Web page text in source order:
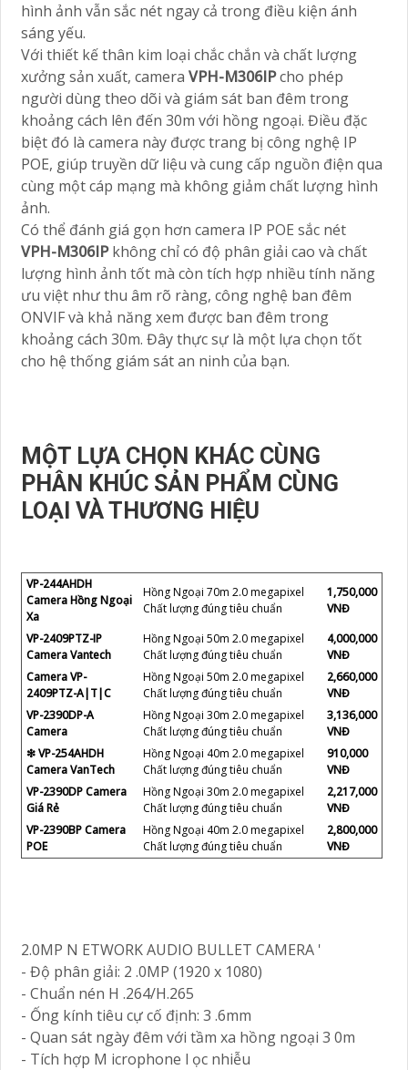
hình ảnh vẫn sắc nét ngay cả trong điều kiện ánh
sáng yếu.
Với thiết kế thân kim loại chắc chắn và chất lượng
xưởng sản xuất, camera VPH-M306IPcho phép
người dùng theo dõi và giám sát ban đêm trong
khoảng cách lên đến 30m với hồng ngoại. Điều đặc
biệt đó là camera này được trang bị công nghệ IP
POE, giúp truyền dữ liệu và cung cấp nguồn điện qua
cùng một cáp mạng mà không giảm chất lượng hình
ảnh.
Có thể đánh giá gọn hơn camera IP POE sắc nét
VPH-M306IPkhông chỉ có độ phân giải cao và chất
lượng hình ảnh tốt mà còn tích hợp nhiều tính năng
ưu việt như thu âm rõ ràng, công nghệ ban đêm
ONVIF và khả năng xem được ban đêm trong
khoảng cách 30m. Đây thực sự là một lựa chọn tốt
cho hệ thống giám sát an ninh của bạn.
MỘT LỰA CHỌN KHÁC CÙNG
PHÂN KHÚC SẢN PHẨM CÙNG
LOẠI VÀ THƯƠNG HIỆU
VP-244AHDH
Camera Hồng Ngoại
Xa
Hồng Ngoại 70m 2.0 megapixel
Chất lượng đúng tiêu chuẩn
1,750,000
VNĐ
VP-2409PTZ-IP
Camera Vantech
Hồng Ngoại 50m 2.0 megapixel
Chất lượng đúng tiêu chuẩn
4,000,000
VNĐ
Camera VP-
2409PTZ-A|T|C
Hồng Ngoại 50m 2.0 megapixel
Chất lượng đúng tiêu chuẩn
2,660,000
VNĐ
VP-2390DP-A
Camera
Hồng Ngoại 30m 2.0 megapixel
Chất lượng đúng tiêu chuẩn
3,136,000
VNĐ
❇ VP-254AHDH
Camera VanTech
Hồng Ngoại 40m 2.0 megapixel
Chất lượng đúng tiêu chuẩn
910,000
VNĐ
VP-2390DP Camera
Giá Rẻ
Hồng Ngoại 30m 2.0 megapixel
Chất lượng đúng tiêu chuẩn
2,217,000
VNĐ
VP-2390BP Camera
POE
Hồng Ngoại 40m 2.0 megapixel
Chất lượng đúng tiêu chuẩn
2,800,000
VNĐ
2.0MP N ETWORK AUDIO BULLET CAMERA '
- Độ phân giải: 2 .0MP (1920 x 1080)
- Chuẩn nén H .264/H.265
- Ống kính tiêu cự cố định: 3 .6mm
- Quan sát ngày đêm với tầm xa hồng ngoại 3 0m
- Tích hợp M icrophone l ọc nhiễu